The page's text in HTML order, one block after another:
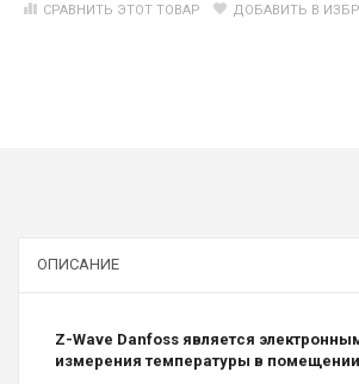
СРАВНИТЬ ЭТОТ ТОВАР ДОБАВИТЬ В
ОПИСАНИЕ
Z-Wave Danfoss является
измерения температуры в